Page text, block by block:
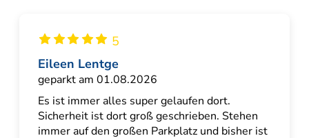
5
Eileen Lentge
geparkt am 01.08.2026
Es ist immer alles super gelaufen dort.
Sicherheit ist dort groß geschrieben. Stehen
immer auf den großen Parkplatz und bisher ist